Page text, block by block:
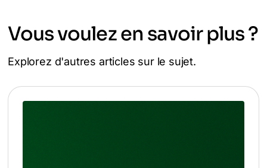
Vous voulez en savoir plus ?
Explorez d'autres articles sur le sujet.